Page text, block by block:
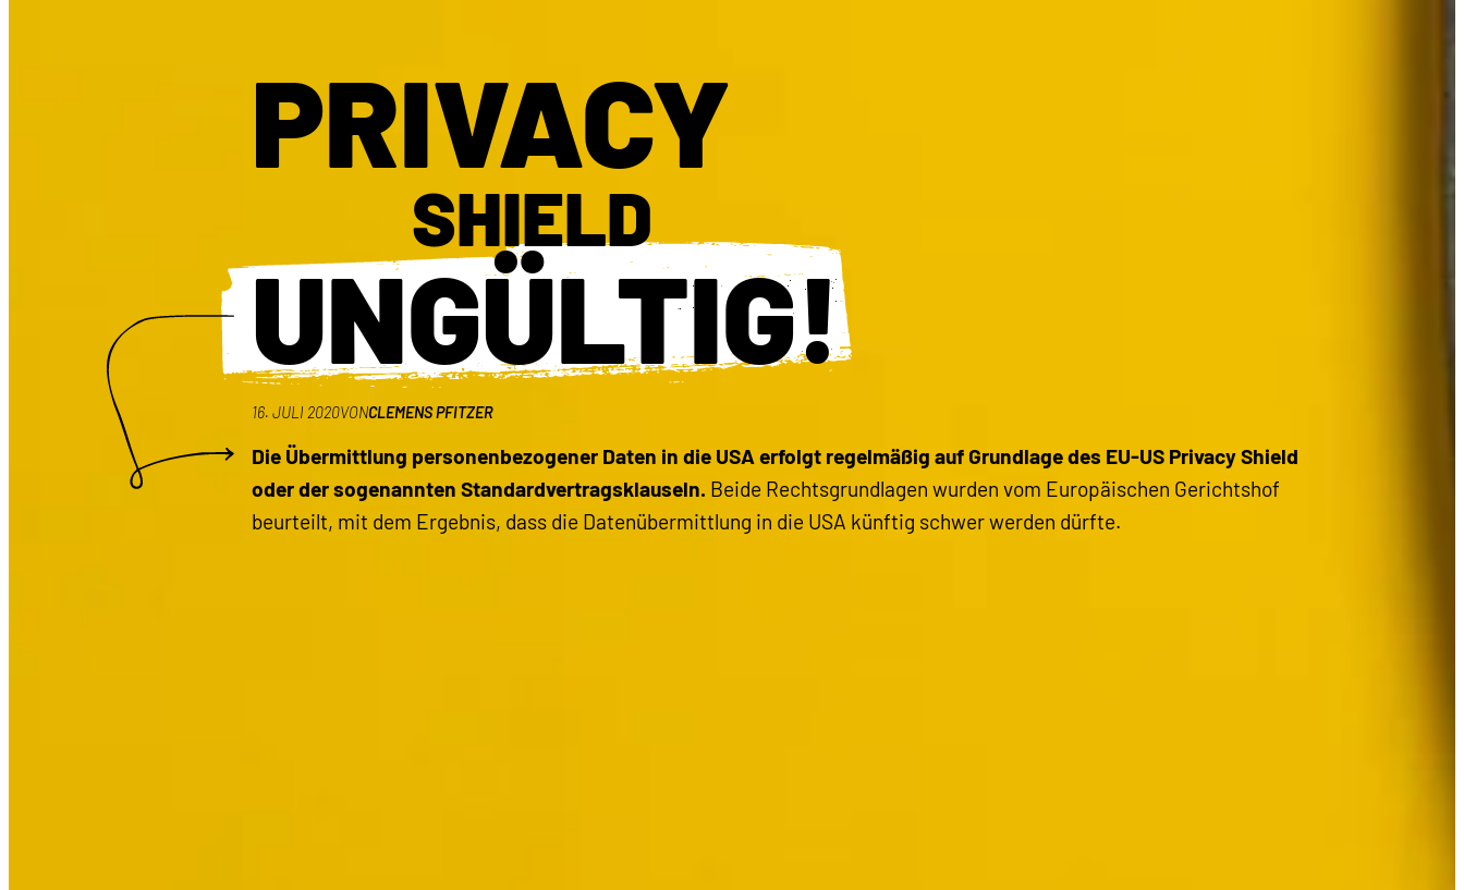
PRIVACY
SHIELD
UNGÜLTIG!
16. JULI 2020VONCLEMENS PFITZER
Die Übermittlung personenbezogener Daten in die USA erfolgt regelmäßig auf Grundlage des EU-US Privacy Shield
oder der sogenannten Standardvertragsklauseln. Beide Rechtsgrundlagen wurden vom Europäischen Gerichtshof
beurteilt, mit dem Ergebnis, dass die Datenübermittlung in die USA künftig schwer werden dürfte.